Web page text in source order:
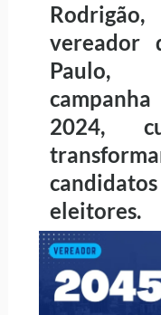
vereador
Paulo,
2024,
candidatos
eleitores.